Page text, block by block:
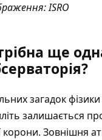
: ISRO
ще
загадок
залишається
корони. Зовнішня